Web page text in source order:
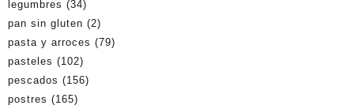
legumbres (34)
pan sin gluten (2)
pasta y arroces (79)
pasteles (102)
pescados (156)
postres (165)